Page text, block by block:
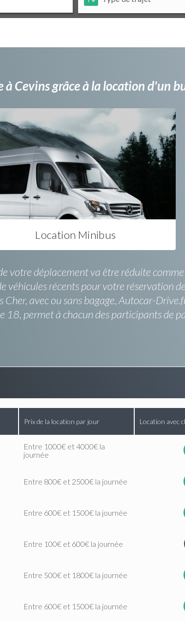
à Cevins grâce à la location d'un
Location Minibus
votre déplacement va être réduite
véhicules récents pour votre réservation
avec ou sans bagage, Autocar-
permet à chacun des participants de
Prix de la location par jour Location avec
Entre 1000€ et 4000€ la
journée
Entre 800€ et 2500€ la journée
Entre 600€ et 1500€ la journée
Entre 100€ et 600€ la journée
Entre 500€ et 1800€ la journée
Entre 600€ et 1500€ la journée